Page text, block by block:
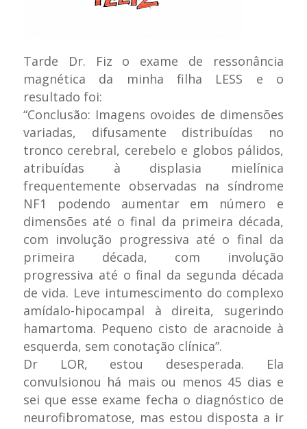
Tarde Dr. Fiz o exame de ressonância
magnética da minha filha LESS e o
resultado foi:
“Conclusão: Imagens ovoides de dimensões
variadas, difusamente distribuídas no
tronco cerebral, cerebelo e globos pálidos,
atribuídas à displasia mielínica
frequentemente observadas na síndrome
NF1 podendo aumentar em número e
dimensões até o final da primeira década,
com involução progressiva até o final da
primeira década, com involução
progressiva até o final da segunda década
de vida. Leve intumescimento do complexo
amídalo-hipocampal à direita, sugerindo
hamartoma. Pequeno cisto de aracnoide à
esquerda, sem conotação clínica”.
Dr LOR, estou desesperada. Ela
convulsionou há mais ou menos 45 dias e
sei que esse exame fecha o diagnóstico de
neurofibromatose, mas estou disposta a ir